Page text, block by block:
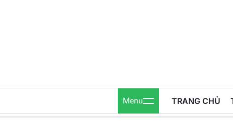
Menu TRANG CHỦ